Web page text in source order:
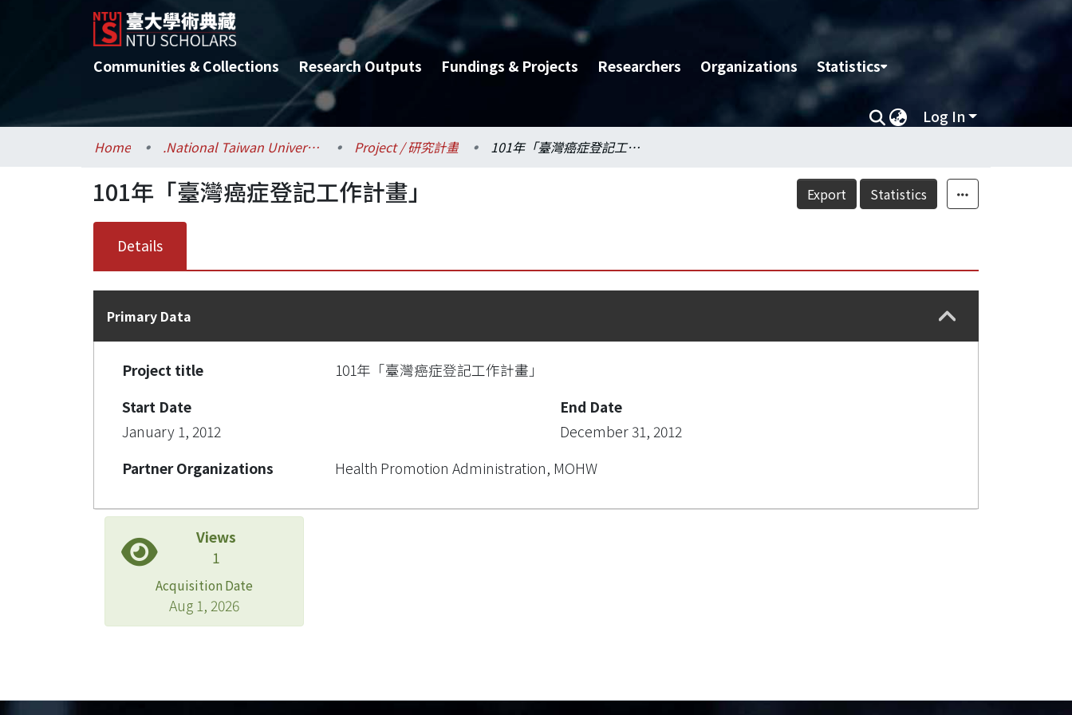
Communities & Collections Research Outputs Fundings & Projects Researchers Organizations Statistics
Log In
Home .National Taiwan University / 國立臺灣大學 Project / 研究計畫 101年「臺灣癌症登記工作計畫」
Export Statistics
101年「臺灣癌症登記工作計畫」
Details
Primary Data
Project title
101年「臺灣癌症登記工作計畫」
Start Date
January 1, 2012
End Date
December 31, 2012
Partner Organizations
Health Promotion Administration, MOHW
Views
1
Acquisition Date
Aug 1, 2026